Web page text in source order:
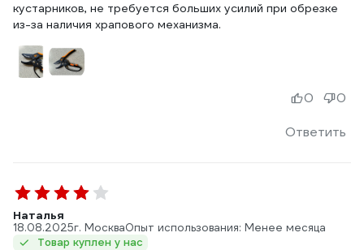
кустарников, не требуется больших усилий при обрезке
из-за наличия храпового механизма.
Ответить
0 0
Наталья
18.08.2025г. МоскваОпыт использования: Менее месяца
Товар куплен у нас